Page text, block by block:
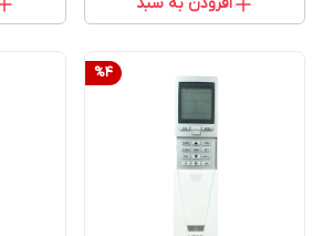
%4